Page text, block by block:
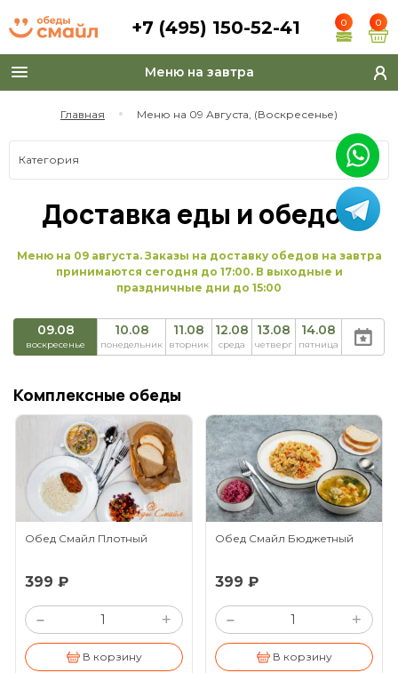
+7 (495) 150-52-41 0 0
Toggle
navigation
Меню на завтра
Главная Меню на 09 Августа, (Воскресенье)
Категория
Доставка еды и обедов
Меню на 09 августа. Заказы на доставку обедов на завтра
принимаются сегодня до 17:00. В выходные и
праздничные дни до 15:00
09.08
воскресенье
10.08
понедельник
11.08
вторник
12.08
среда
13.08
четверг
14.08
пятница
Комплексные обеды
Обед Смайл Плотный
399 ₽
– +
В корзину
Обед Смайл Бюджетный
399 ₽
– +
В корзину